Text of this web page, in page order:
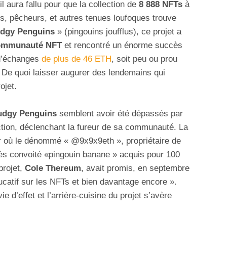
aura fallu pour que la collection de 8 888 NFTs à
pêcheurs, et autres tenues loufoques trouve
Penguins » (pingouins joufflus), ce projet a
NFTet rencontré un énorme succès
de plus de 46 ETH, soit peu ou prou
quoi laisser augurer des lendemains qui
Penguins semblent avoir été dépassés par
déclenchant la fureur de sa communauté. La
le dénommé « @9x9x9eth », propriétaire de
convoité «pingouin banane » acquis pour 100
Cole Thereum, avait promis, en septembre
sur les NFTs et bien davantage encore ».
d’effet et l’arrière-cuisine du projet s’avère